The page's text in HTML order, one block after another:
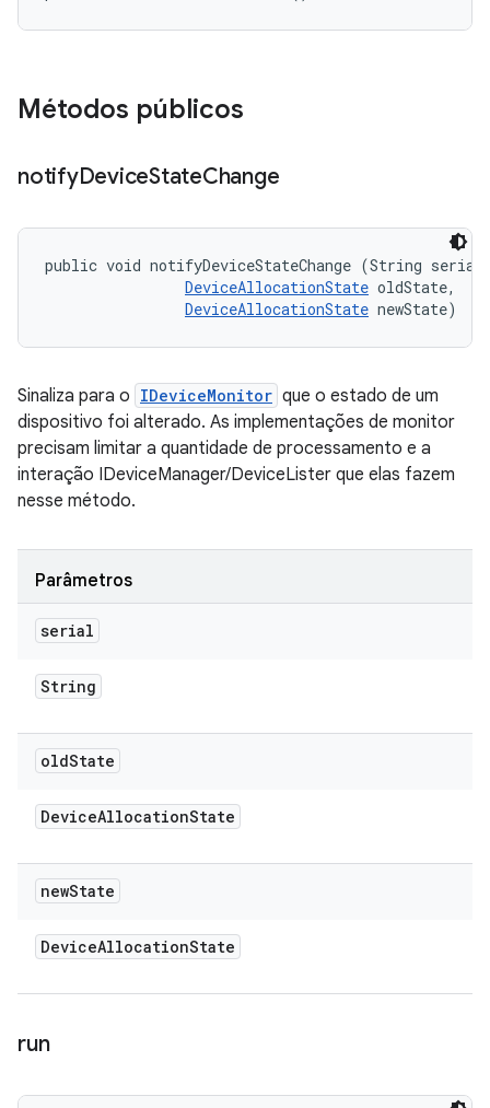
Métodos públicos
notifyDeviceStateChange
public void notifyDeviceStateChange (String
DeviceAllocationState oldState,
DeviceAllocationState newState)
Sinaliza para o IDeviceMonitor que o estado de um
dispositivo foi alterado. As implementações de monitor
precisam limitar a quantidade de processamento e a
interação IDeviceManager/DeviceLister que elas fazem
nesse método.
Parâmetros
serial
String
oldState
DeviceAllocationState
newState
DeviceAllocationState
run